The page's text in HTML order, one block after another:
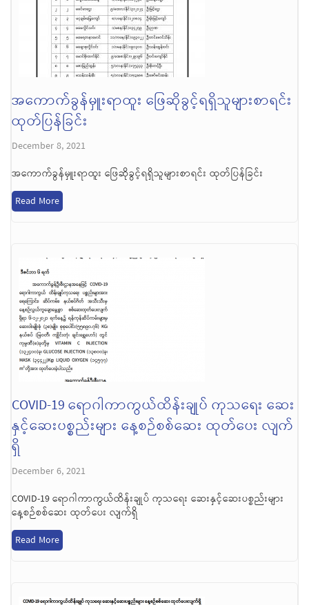
အကောက်ခွန်မှူးရာထူး ဖြေဆိုခွင့်ရရှိသူများစာရင်း
ထုတ်ပြန်ခြင်း
December 8, 2021
အကောက်ခွန်မှူးရာထူး ဖြေဆိုခွင့်ရရှိသူများစာရင်း ထုတ်ပြန်ခြင်း
Read More
COVID-19 ရောဂါကာကွယ်ထိန်းချုပ် ကုသရေး ဆေး
နှင့်ဆေးပစ္စည်းများ နေ့စဉ်စစ်ဆေး ထုတ်ပေး လျက်
ရှိ
December 6, 2021
COVID-19 ရောဂါကာကွယ်ထိန်းချုပ် ကုသရေး ဆေးနှင့်ဆေးပစ္စည်းများ
နေ့စဉ်စစ်ဆေး ထုတ်ပေး လျက်ရှိ
Read More